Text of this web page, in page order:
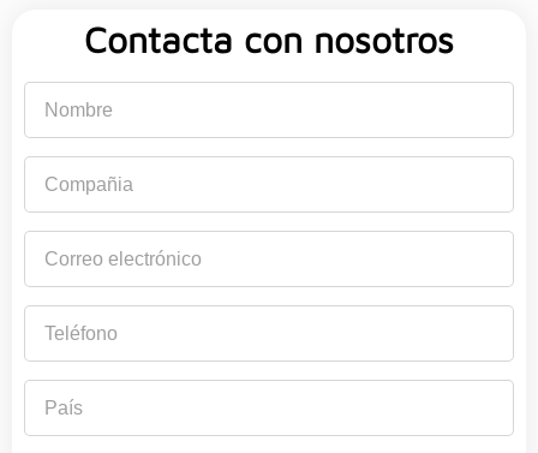
Contacta con nosotros
electrónico